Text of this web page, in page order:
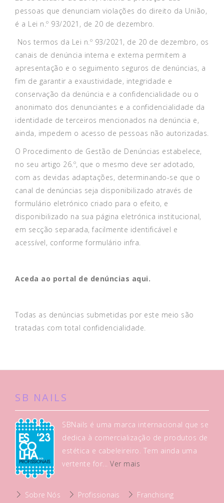
pessoas que denunciam violações do direito da União,
é a Lei n.º 93/2021, de 20 de dezembro.
Nos termos da Lei n.º 93/2021, de 20 de dezembro, os
canais de denúncia interna e externa permitem a
apresentação e o seguimento seguros de denúncias, a
fim de garantir a exaustividade, integridade e
conservação da denúncia e a confidencialidade ou o
anonimato dos denunciantes e a confidencialidade da
identidade de terceiros mencionados na denúncia e,
ainda, impedem o acesso de pessoas não autorizadas.
O Procedimento de Gestão de Denúncias estabelece,
no seu artigo 26.º, que o mesmo deve ser adotado,
com as devidas adaptações, determinando-se que o
canal de denúncias seja disponibilizado através de
formulário eletrónico criado para o efeito, e
disponibilizado na sua página eletrónica institucional,
em secção separada, facilmente identificável e
acessível, conforme formulário infra.
Aceda ao portal de denúncias aqui.
Todas as denúncias submetidas por este meio são
tratadas com total confidencialidade.
SB NAILS
SBNails é uma marca internacional que se
dedica à comercialização de produtos de
estética e cabeleireiro. Tem ainda uma
vertente for...Ver mais
Sobre Nós Profissionais Franchising